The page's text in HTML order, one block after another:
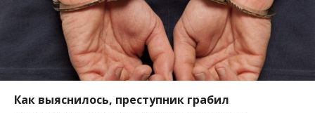
Как выяснилось, преступник грабил
пострадавших, которые находились в
нетрезвом состоянии. Действовал всегда в
одном и том же районе города.